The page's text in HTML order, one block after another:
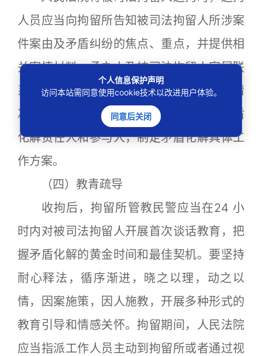
人员应当向拘留所告知被司法拘留人所涉案
件案由及矛盾纠纷的焦点、重点，并提供相
关案情材料、承办人及被司法拘留人家属联
系方式。拘留所应当及时掌握矛盾纠纷情
况，按照矛盾化解工作规范要求，明确矛盾
化解责任人和参与人，制定矛盾化解具体工
作方案。
（四）教青疏导
收拘后，拘留所管教民警应当在24 小
时内对被司法拘留人开展首次谈话教育，把
握矛盾化解的黄金时间和最佳契机。要坚持
耐心释法，循序渐进，晓之以理，动之以
情，因案施策，因人施教，开展多种形式的
教育引导和情感关怀。拘留期间，人民法院
应当指派工作人员主动到拘留所或者通过视
个人信息保护声明
访问本站需同意使用cookie技术以改进用户体验。
同意后关闭